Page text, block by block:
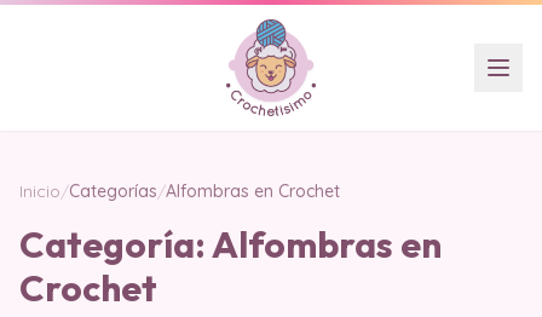
Inicio/Categorías/Alfombras en Crochet
Categoría:Alfombras en
Crochet